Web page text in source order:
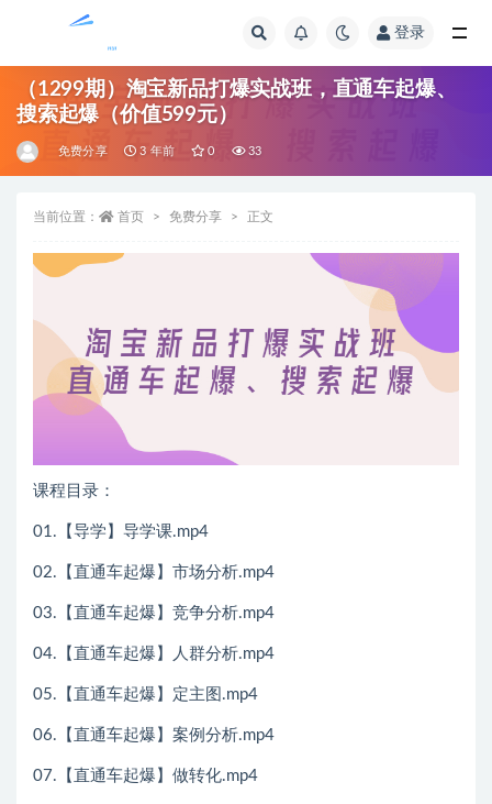
登录
（1299期）淘宝新品打爆实战班，直通车起爆、
搜索起爆（价值599元）
免费分享 3 年前 0 33
当前位置： 首页 免费分享 正文
课程目录：
01.【导学】导学课.mp4
02.【直通车起爆】市场分析.mp4
03.【直通车起爆】竞争分析.mp4
04.【直通车起爆】人群分析.mp4
05.【直通车起爆】定主图.mp4
06.【直通车起爆】案例分析.mp4
07.【直通车起爆】做转化.mp4